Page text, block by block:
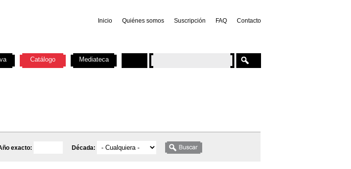
Inicio Quiénes somos Suscripción FAQ Contacto
exacto: Década:
Catálogo Mediateca